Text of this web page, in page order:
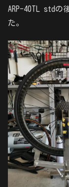
ARP-40TL stdの
た。